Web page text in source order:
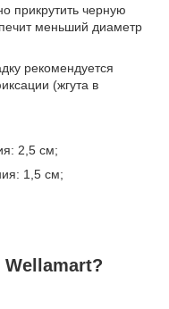
прикрутить черную
меньший диаметр
рекомендуется
(жгута в
2,5 см;
1,5 см;